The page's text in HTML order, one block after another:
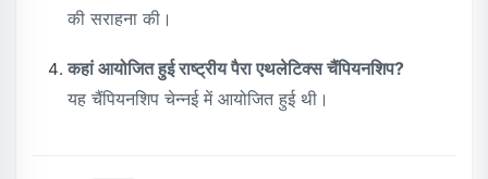
की सराहना की।
कहां आयोजित हुई राष्ट्रीय पैरा एथलेटिक्स चैंपियनशिप?
यह चैंपियनशिप चेन्नई में आयोजित हुई थी।